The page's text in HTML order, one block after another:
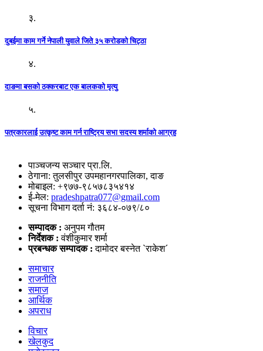
३.
दुबईमा काम गर्ने नेपाली युवाले जिते ३५ करोडको चिट्ठा
४.
दाङमा बसको ठक्करबाट एक बालकको मृत्यु
५.
पत्रकारलाई उत्कृष्ट काम गर्न राष्ट्रिय सभा सदस्य शर्माको आग्रह
पाञ्चजन्य सञ्चार प्रा.लि.
ठेगाना: तुलसीपुर उपमहानगरपालिका, दाङ
मोबाइल: +९७७-९८५७८३५४१४
ई-मेल: pradeshpatra077@gmail.com
सूचना विभाग दर्ता नं: ३६८४-०७९/८०
सम्पादक : अनुपम गौतम
निर्देशक :वंशीकुमार शर्मा
प्रबन्धक सम्पादक :दामोदर बस्नेत `राकेश´
समाचार
राजनीति
समाज
आर्थिक
अपराध
विचार
खेलकुद